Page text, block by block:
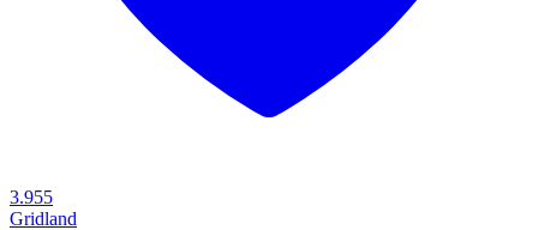
3.955
Gridland